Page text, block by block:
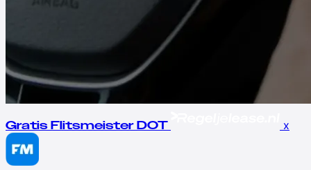
Gratis Flitsmeister DOT x